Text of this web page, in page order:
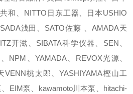
和、NITTO日东工器、日本USHIO
浅田、SATO佐藤 、AMADA天
开滋、SIBATA科学仪器、SEN、
NPM、YAMADA、REVOX光源、
桃太郎、YASHIYAMA樫山工
EIM泵、kawamoto川本泵、hitachi-